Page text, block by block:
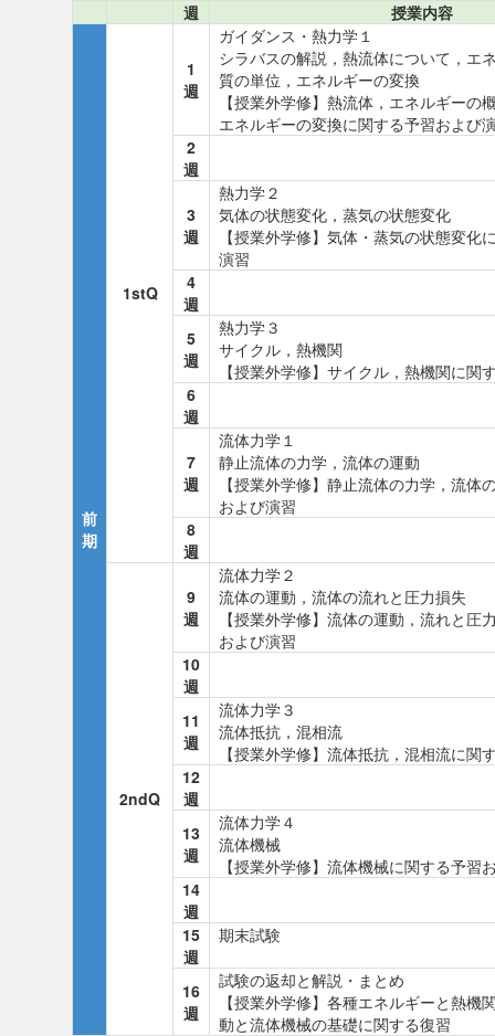
週 授業内容
前
期
1stQ
1
週
ガイダンス・熱力学１
シラバスの解説，熱流体について，エ
質の単位，エネルギーの変換
【授業外学修】熱流体，エネルギーの
エネルギーの変換に関する予習および
2
週
3
週
熱力学２
気体の状態変化，蒸気の状態変化
【授業外学修】気体・蒸気の状態変化
演習
4
週
5
週
熱力学３
サイクル，熱機関
【授業外学修】サイクル，熱機関に関
6
週
7
週
流体力学１
静止流体の力学，流体の運動
【授業外学修】静止流体の力学，流体
および演習
8
週
2ndQ
9
週
流体力学２
流体の運動，流体の流れと圧力損失
【授業外学修】流体の運動，流れと圧
および演習
10
週
11
週
流体力学３
流体抵抗，混相流
【授業外学修】流体抵抗，混相流に関
12
週
13
週
流体力学４
流体機械
【授業外学修】流体機械に関する予習
14
週
15
週
期末試験
16
週
試験の返却と解説・まとめ
【授業外学修】各種エネルギーと熱機
動と流体機械の基礎に関する復習